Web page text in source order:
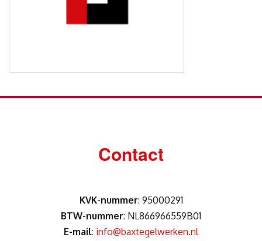
Contact
KVK-nummer: 95000291
BTW-nummer: NL866966559B01
E-mail: info@baxtegelwerken.nl